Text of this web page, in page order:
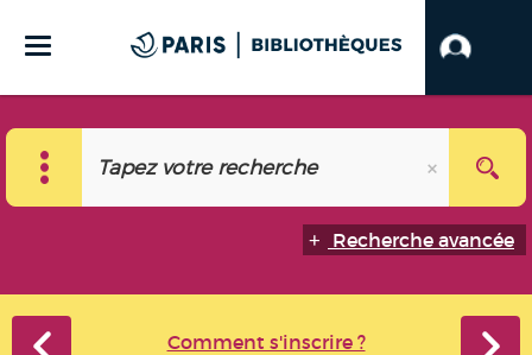
Recherche avancée
Comment s'inscrire ?